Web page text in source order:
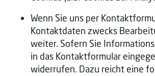
Wenn Sie uns per
Kontaktdaten zwecks
weiter. Sofern Sie
in das Kontaktformular
widerrufen. Dazu reicht eine